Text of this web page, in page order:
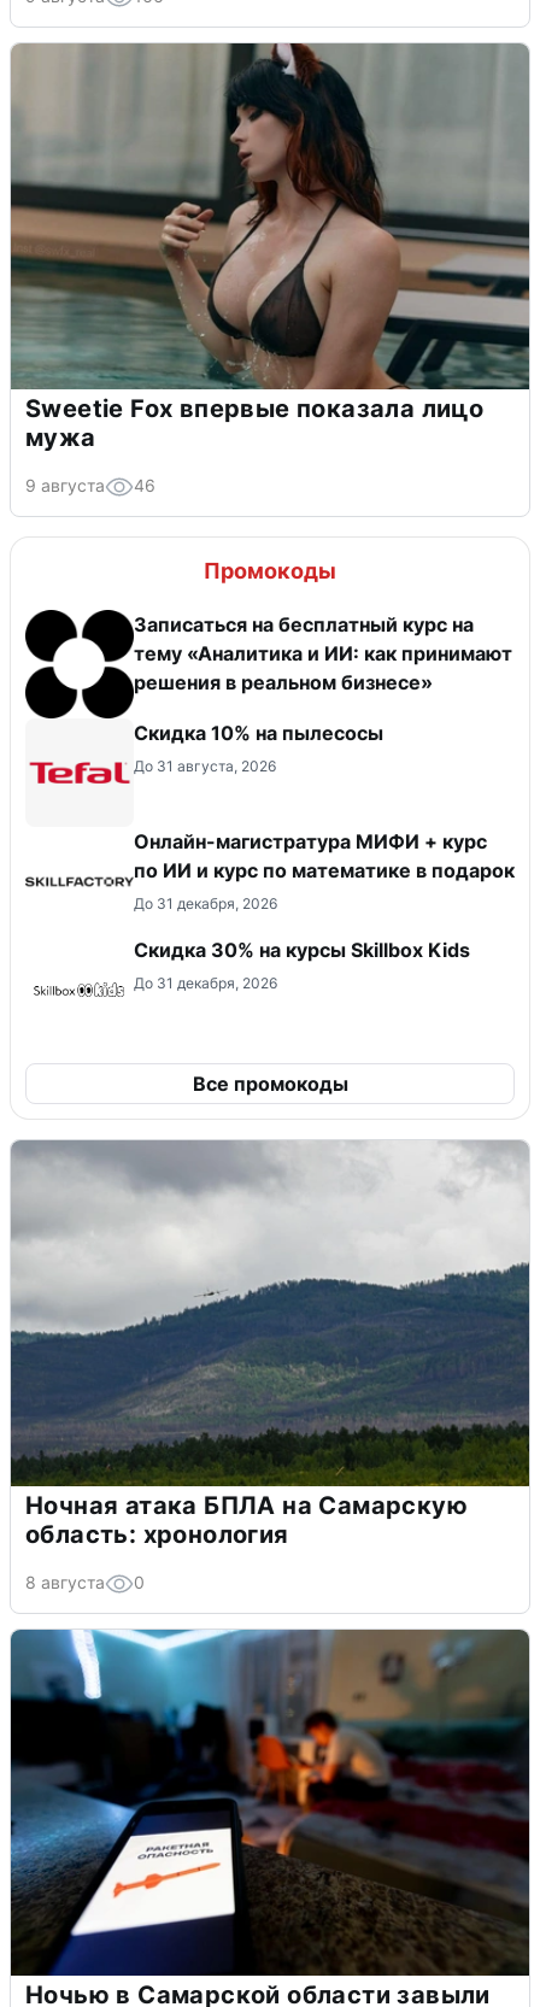
Sweetie Fox впервые показала лицо
мужа
9 августа 46
Промокоды
Записаться на бесплатный курс на
тему «Аналитика и ИИ: как принимают
решения в реальном бизнесе»
Скидка 10% на пылесосы
До 31 августа, 2026
Онлайн-магистратура МИФИ + курс
по ИИ и курс по математике в подарок
До 31 декабря, 2026
Скидка 30% на курсы Skillbox Kids
До 31 декабря, 2026
Все промокоды
Ночная атака БПЛА на Самарскую
область: хронология
8 августа 0
Ночью в Самарской области завыли